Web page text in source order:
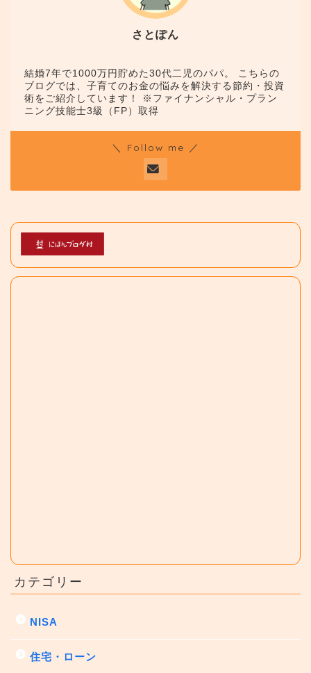
さとぽん
結婚7年で1000万円貯めた30代二児のパパ。 こちらの
ブログでは、子育てのお金の悩みを解決する節約・投資
術をご紹介しています！ ※ファイナンシャル・プラン
ニング技能士3級（FP）取得
＼ Follow me ／
カテゴリー
NISA
住宅・ローン